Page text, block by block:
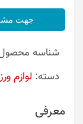
جهت
شناسه
دسته: لوازم
معرفی